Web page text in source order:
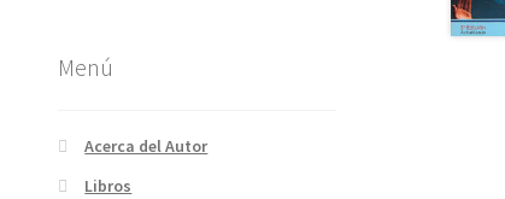
Menú
Acerca del Autor
Libros